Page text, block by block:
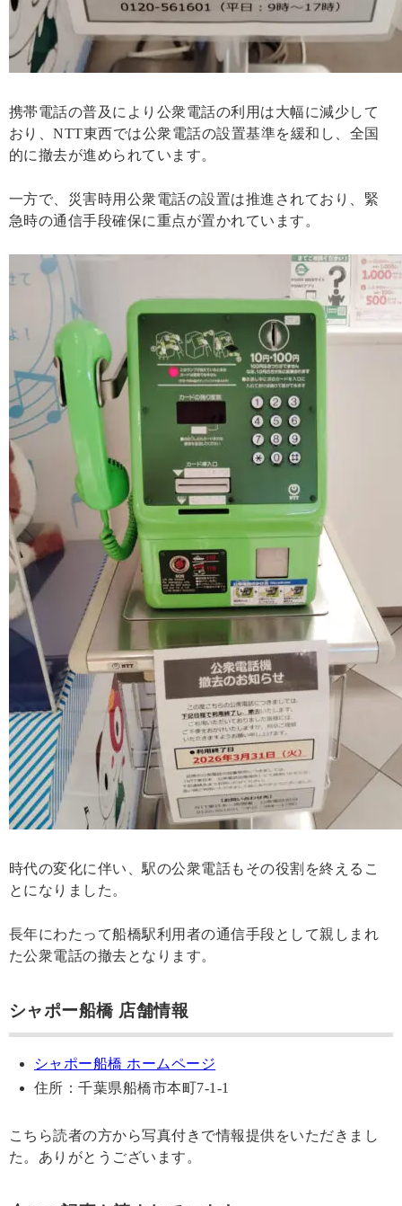
携帯電話の普及により公衆電話の利用は大幅に減少して
おり、NTT東西では公衆電話の設置基準を緩和し、全国
的に撤去が進められています。
一方で、災害時用公衆電話の設置は推進されており、緊
急時の通信手段確保に重点が置かれています。
時代の変化に伴い、駅の公衆電話もその役割を終えるこ
とになりました。
長年にわたって船橋駅利用者の通信手段として親しまれ
た公衆電話の撤去となります。
シャポー船橋 店舗情報
シャポー船橋 ホームページ
住所：千葉県船橋市本町7-1-1
こちら読者の方から写真付きで情報提供をいただきまし
た。ありがとうございます。